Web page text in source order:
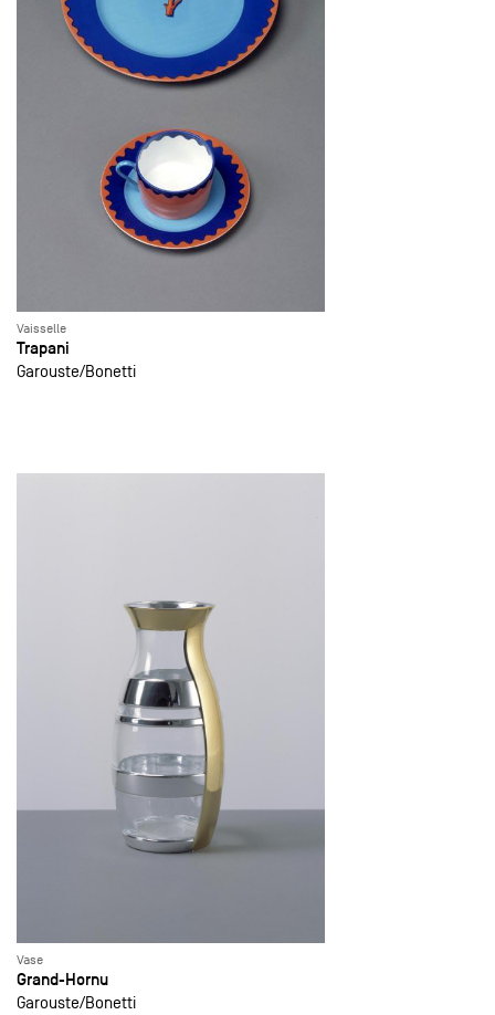
Vaisselle
Trapani
Garouste Bonetti
Vase
Grand-Hornu
Garouste Bonetti